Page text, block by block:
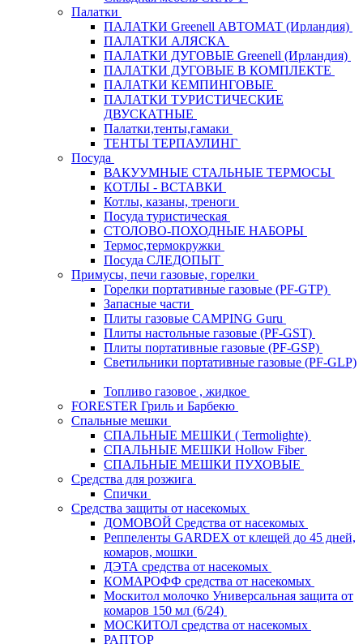
Палатки
ПАЛАТКИ Greenell АВТОМАТ (Ирландия)
ПАЛАТКИ АЛЯСКА
ПАЛАТКИ ДУГОВЫЕ Greenell (Ирландия)
ПАЛАТКИ ДУГОВЫЕ В КОМПЛЕКТЕ
ПАЛАТКИ КЕМПИНГОВЫЕ
ПАЛАТКИ ТУРИСТИЧЕСКИЕ
ДВУСКАТНЫЕ
Палатки,тенты,гамаки
ТЕНТЫ ТЕРПАУЛИНГ
Посуда
ВАКУУМНЫЕ СТАЛЬНЫЕ ТЕРМОСЫ
КОТЛЫ - ВСТАВКИ
Котлы, казаны, треноги
Посуда туристическая
СТОЛОВО-ПОХОДНЫЕ НАБОРЫ
Термос,термокружки
Посуда СЛЕДОПЫТ
Примусы, печи газовые, горелки
Горелки портативные газовые (PF-GTP)
Запасные части
Плиты газовые CAMPING Guru
Плиты настольные газовые (PF-GST)
Плиты портативные газовые (PF-GSP)
Светильники портативные газовые (PF-GLP)
Топливо газовое , жидкое
FORESTER Гриль и Барбекю
Спальные мешки
СПАЛЬНЫЕ МЕШКИ ( Termolighte)
СПАЛЬНЫЕ МЕШКИ Hollow Fiber
СПАЛЬНЫЕ МЕШКИ ПУХОВЫЕ
Средства для розжига
Спички
Средства защиты от насекомых
ДОМОВОЙ Средства от насекомых
Реппеленты GARDEX от клещей до 45 дней,
комаров, мошки
ДЭТА средства от насекомых
КОМАРОФФ средства от насекомых
Москитол молочко Универсальная защита от
комаров 150 мл (6/24)
МОСКИТОЛ средства от насекомых
РАПТОР